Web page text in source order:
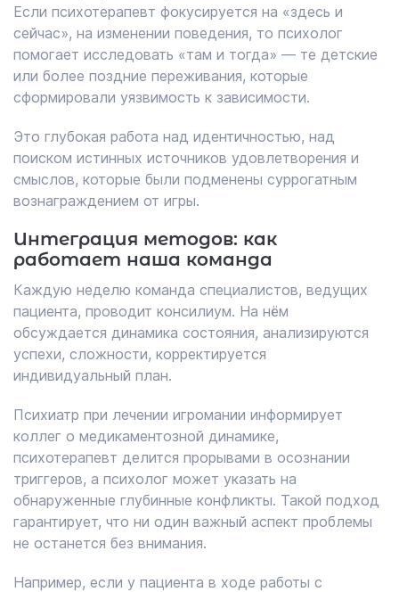
Если психотерапевт фокусируется на «здесь и
сейчас», на изменении поведения, то психолог
помогает исследовать «там и тогда» — те детские
или более поздние переживания, которые
сформировали уязвимость к зависимости.
Это глубокая работа над идентичностью, над
поиском истинных источников удовлетворения и
смыслов, которые были подменены суррогатным
вознаграждением от игры.
Интеграция методов: как
работает наша команда
Каждую неделю команда специалистов, ведущих
пациента, проводит консилиум. На нём
обсуждается динамика состояния, анализируются
успехи, сложности, корректируется
индивидуальный план.
Психиатр при лечении игромании информирует
коллег о медикаментозной динамике,
психотерапевт делится прорывами в осознании
триггеров, а психолог может указать на
обнаруженные глубинные конфликты. Такой подход
гарантирует, что ни один важный аспект проблемы
не останется без внимания.
Например, если у пациента в ходе работы с